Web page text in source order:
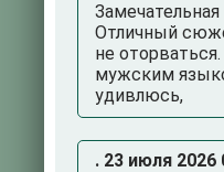
Замечательная
Отличный
не
мужским
удивлюсь,
. 23 июля 2026